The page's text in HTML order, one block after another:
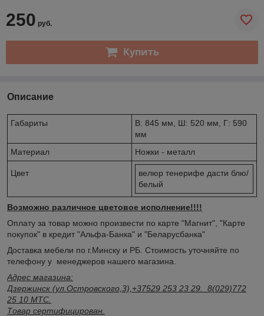
250 руб.
Купить
Описание
Габариты
В: 845 мм, Ш: 520 мм, Г: 590
мм
Материал
Ножки - металл
Цвет
велюр тенерифе дасти блю/
белый
Возможно различное цветовое исполнение!!!!
Оплату за товар можно произвести по карте "Магнит", "Карте
покупок" в кредит "Альфа-Банка" и "Беларусбанка"
Доставка мебели по г.Минску и РБ. Стоимость уточняйте по
телефону у менеджеров нашего магазина.
Адрес магазина:
Дзержинск (ул.Островского,3),+37529 253 23 29. 8(029)772
25 10 МТС.
Товар сертифицирован.